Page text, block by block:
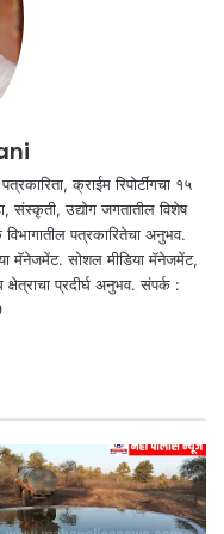
क्राईम रिपोर्टींगचा १५
संस्कृती, उद्योग जगतातील विशेष
पत्रकारितेचा अनुभव.
मॅनेजमेंट. सोशल मीडिया मॅनेजमेंट,
क्षेत्राचा प्रदीर्घ अनुभव. संपर्क :